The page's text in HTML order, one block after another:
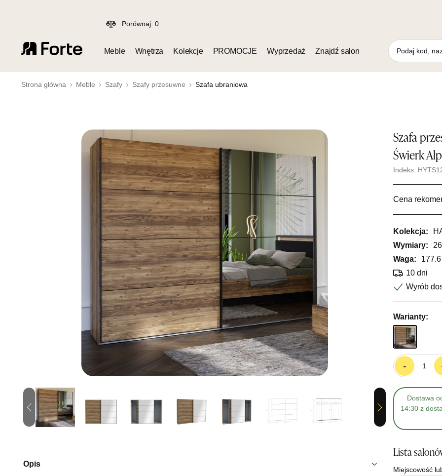
Porównaj: 0
Meble Wnętrza Kolekcje PROMOCJE Wyprzedaż Znajdź salon
Strona główna Meble Szafy Szafy przesuwne Szafa ubraniowa
Previous Next
Opis
Szafa
Świerk
Indeks:
Cena
Kolekcja:
Wymiary:
Waga:
10 dni
Wyrób
Warianty:
-
Dostawa
14:30 z
Lista
Miejscowość